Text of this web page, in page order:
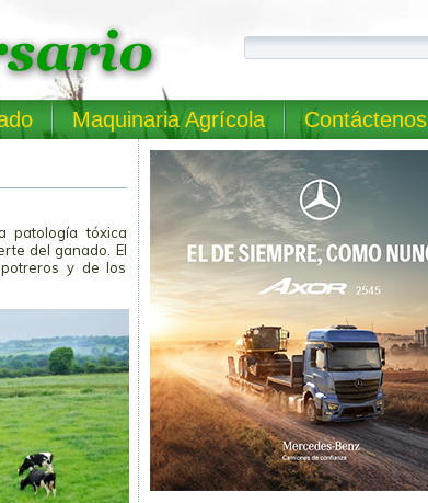
Maquinaria Agrícola Contáctenos
patología tóxica
del ganado. El
y de los